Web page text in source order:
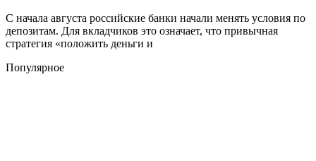
С начала августа российские банки начали менять условия по
депозитам. Для вкладчиков это означает, что привычная
стратегия «положить деньги и
Популярное